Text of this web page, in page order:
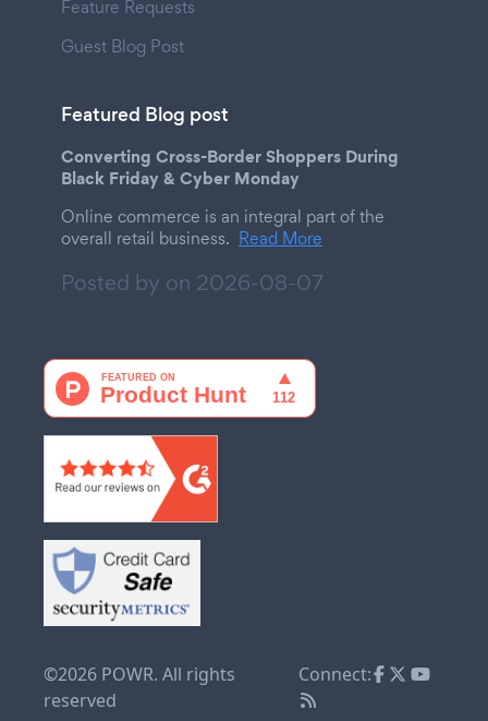
Feature Requests
Guest Blog Post
Featured Blog post
Converting Cross-Border Shoppers During
Black Friday & Cyber Monday
Online commerce is an integral part of the
overall retail business. Read More
Posted by on 2026-08-07
©2026 POWR. All rights
reserved
Connect: